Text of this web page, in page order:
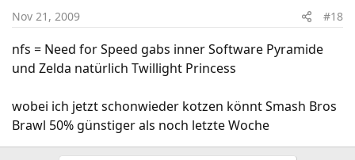
Nov 21, 2009 #18
nfs = Need for Speed gabs inner Software Pyramide
und Zelda natürlich Twillight Princess
wobei ich jetzt schonwieder kotzen könnt Smash Bros
Brawl 50% günstiger als noch letzte Woche